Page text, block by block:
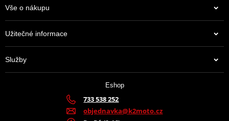
Vše o nákupu
Užitečné informace
Služby
Eshop
733 538 252
objednavka@k2moto.cz